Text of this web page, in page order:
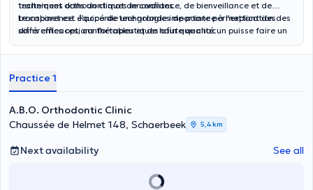
techniques orthodontiques innovantes.
traitement dans un climat de confiance, de bienveillance et de
transparence. J’accorde une grande importance à l’explication des
différentes options thérapeutiques afin que chacun puisse faire un
Le cabinet est équipé de technologies de pointe permettant des
soins efficaces, confortables et de haute qualité.
Practice 1
A.B.O. Orthodontic Clinic
Chaussée de Helmet 148, Schaerbeek
5,4 km
Next availability See all